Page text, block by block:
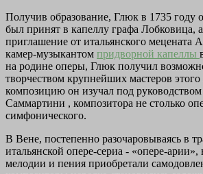
Получив образование, Глюк в 1735 году
был принят в капеллу графа Лобковица,
приглашение от итальянского мецената
камер-музыкантом придворной капеллы
на родине оперы, Глюк получил
творчеством крупнейших мастеров
композицию он изучал под
Саммартини , композитора не столько
симфонического.
В Вене, постепенно разочаровываясь в
итальянской опере-сериа - «опере-арии»,
мелодии и пения приобретали